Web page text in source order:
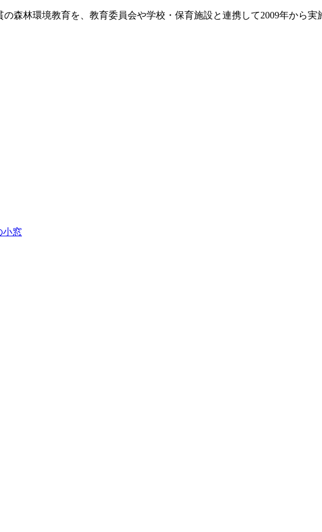
森林環境教育を、教育委員会や学校・保育施設と連携して2009年から実
小窓